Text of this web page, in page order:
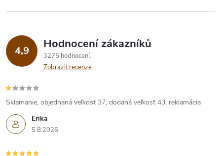
4,9 Hodnocení zákazníků
3275 hodnocení
Zobrazit recenze
Erika
5.8.2026
Sklamanie, objednaná veľkosť 37, dodaná veľkosť 43, reklamácia